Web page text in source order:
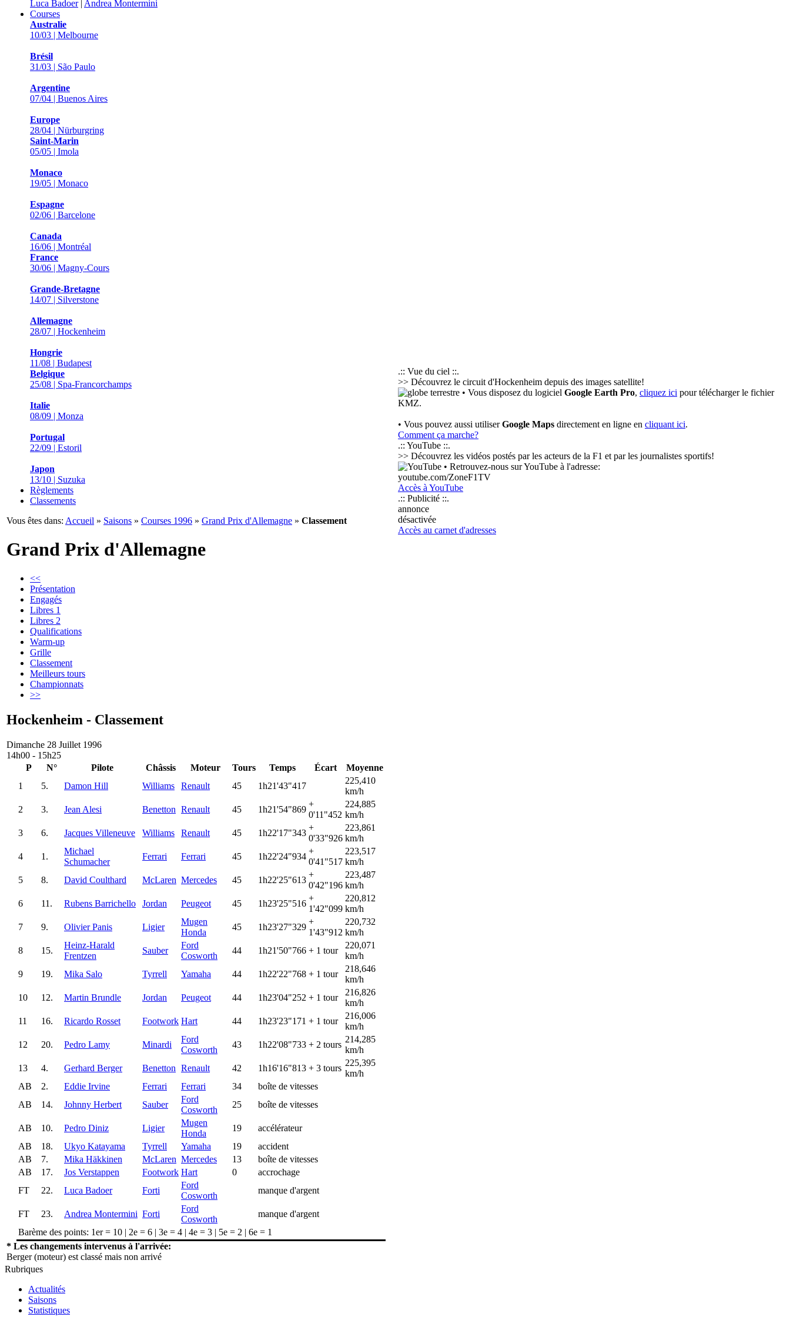
Luca Badoer| Andrea Montermini
Courses
Australie
10/03 | Melbourne
Brésil
31/03 | São Paulo
Argentine
07/04 | Buenos Aires
Europe
28/04 | Nürburgring
Saint-Marin
05/05 | Imola
Monaco
19/05 | Monaco
Espagne
02/06 | Barcelone
Canada
16/06 | Montréal
France
30/06 | Magny-Cours
Grande-Bretagne
14/07 | Silverstone
Allemagne
28/07 | Hockenheim
Hongrie
11/08 | Budapest
Belgique
25/08 | Spa-Francorchamps
Italie
08/09 | Monza
Portugal
22/09 | Estoril
Japon
13/10 | Suzuka
Règlements
Classements
Vous êtes dans: Accueil » Saisons » Courses 1996 » Grand Prix d'Allemagne » Classement
Grand Prix d'Allemagne
<<
Présentation
Engagés
Libres 1
Libres 2
Qualifications
Warm-up
Grille
Classement
Meilleurs tours
Championnats
>>
Hockenheim - Classement
Dimanche 28 Juillet 1996
14h00 - 15h25
P
N° Pilote Châssis Moteur Tours Temps Écart
Moyenne
1
5. Damon Hill Williams Renault 45 1h21'43"417
225,410
km/h
2
3. Jean Alesi Benetton Renault 45 1h21'54"869
+
0'11"452
224,885
km/h
3
6. Jacques Villeneuve Williams Renault 45 1h22'17"343
+
0'33"926
223,861
km/h
4
1.
Michael
Schumacher
Ferrari Ferrari 45 1h22'24"934
+
0'41"517
223,517
km/h
5
8. David Coulthard McLaren Mercedes 45 1h22'25"613
+
0'42"196
223,487
km/h
6
11. Rubens Barrichello Jordan Peugeot 45 1h23'25"516
+
1'42"099
220,812
km/h
7
9. Olivier Panis Ligier
Mugen
Honda
45 1h23'27"329
+
1'43"912
220,732
km/h
8
15.
Heinz-Harald
Frentzen
Sauber
Ford
Cosworth
44 1h21'50"766 + 1 tour
220,071
km/h
9
19. Mika Salo Tyrrell Yamaha 44 1h22'22"768 + 1 tour
218,646
km/h
10
12. Martin Brundle Jordan Peugeot 44 1h23'04"252 + 1 tour
216,826
km/h
11
16. Ricardo Rosset Footwork Hart 44 1h23'23"171 + 1 tour
216,006
km/h
12
20. Pedro Lamy Minardi
Ford
Cosworth
43 1h22'08"733 + 2 tours
214,285
km/h
13
4. Gerhard Berger Benetton Renault 42 1h16'16"813 + 3 tours
225,395
km/h
AB
2. Eddie Irvine Ferrari Ferrari 34
boîte de vitesses
AB
14. Johnny Herbert Sauber
Ford
Cosworth
25 boîte de vitesses
AB 10. Pedro Diniz Ligier
Mugen
Honda
19
accélérateur
AB
18. Ukyo Katayama Tyrrell Yamaha 19
accident
AB
7. Mika Häkkinen McLaren Mercedes 13
boîte de vitesses
AB
17. Jos Verstappen Footwork Hart 0
accrochage
FT
22. Luca Badoer Forti
Ford
Cosworth
manque d'argent
FT 23. Andrea Montermini Forti
Ford
Cosworth
manque d'argent
Barème des points: 1er = 10 | 2e = 6 | 3e = 4 | 4e = 3 | 5e = 2 | 6e = 1
* Les changements intervenus à l'arrivée:
Berger (moteur) est classé mais non arrivé
.:: Vue du ciel ::.
>> Découvrez le circuit d'Hockenheim depuis des images satellite!
• Vous disposez du logiciel Google Earth Pro, cliquez ici pour télécharger le fichier
KMZ.
• Vous pouvez aussi utiliserGoogle Maps directement en ligne en cliquant ici.
Comment ça marche?
.:: YouTube ::.
>> Découvrez les vidéos postés par les acteurs de la F1 et par les journalistes sportifs!
• Retrouvez-nous sur YouTube à l'adresse:
youtube.com/ZoneF1TV
Accès à YouTube
.:: Publicité ::.
annonce
désactivée
Accès au carnet d'adresses
Rubriques
Actualités
Saisons
Statistiques